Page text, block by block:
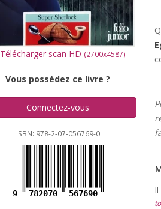
Télécharger scan HD (2700x4587)
Vous possédez ce livre ?
Connectez-vous
ISBN: 978-2-07-056769-0
9 782070 567690